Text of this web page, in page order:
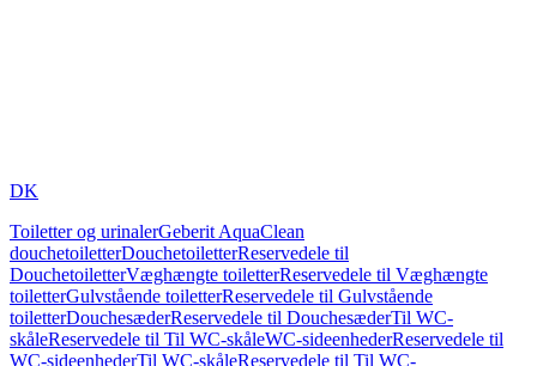
DK
Toiletter og urinalerGeberit AquaClean
douchetoiletterDouchetoiletterReservedele til
DouchetoiletterVæghængte toiletterReservedele til Væghængte
toiletterGulvstående toiletterReservedele til Gulvstående
toiletterDouchesæderReservedele til DouchesæderTil WC-
skåleReservedele til Til WC-skåleWC-sideenhederReservedele til
WC-sideenhederTil WC-skåleReservedele til Til WC-